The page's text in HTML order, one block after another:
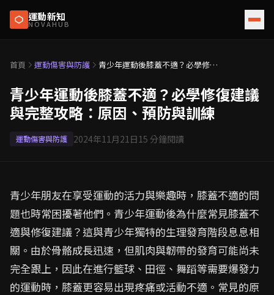
運動新知
NOVAHUB
首頁 運動傷害與防護
青少年運動後膝蓋不適？必學修復
練
青少年運動後膝蓋不適？必學修復建議
與完整攻略：原因、預防與訓練
運動傷害與防護 2024年11月21日15 分鐘閱讀
青少年朋友在享受運動的活力與樂趣時，膝蓋不適的問
題也時常困擾著他們。青少年運動後為什麼常見膝蓋不
適與修復建議？這與青少年獨特的生理發育階段息息相
關。由於骨骼成長迅速，但肌肉與韌帶的發育可能尚未
完全跟上，因此在進行籃球、田徑、舞蹈等需要爆發力
的運動時，膝蓋更容易出現疼痛或活動不適。常見的原